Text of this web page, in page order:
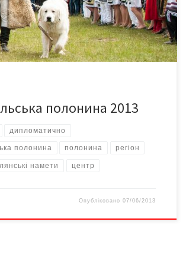
Що й казати – цьогорічне свято відвідали
[…]
полонина 2013
дипломатично
полонина полонина регіон
намети центр
Опубліковано07/06/2013